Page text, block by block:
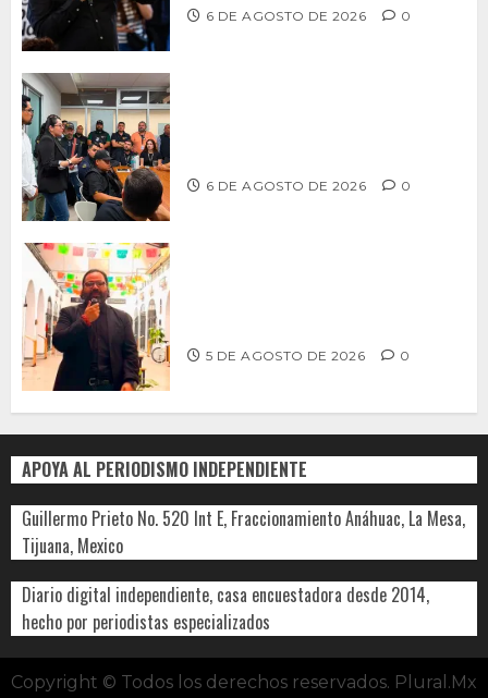
6 DE AGOSTO DE 2026 0
6 DE AGOSTO DE 2026 0
5 DE AGOSTO DE 2026 0
APOYA AL PERIODISMO INDEPENDIENTE
Guillermo Prieto No. 520 Int E, Fraccionamiento Anáhuac, La Mesa,
Tijuana, Mexico
Diario digital independiente, casa encuestadora desde 2014,
hecho por periodistas especializados
Copyright © Todos los derechos reservados. Plural.Mx